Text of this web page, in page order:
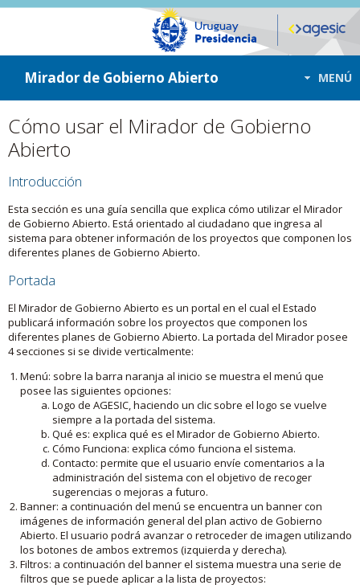
ir a contenido
ir al menú
Mirador de Gobierno Abierto MENÚ
Cómo usar el Mirador de Gobierno
Abierto
Introducción
Esta sección es una guía sencilla que explica cómo utilizar el Mirador
de Gobierno Abierto. Está orientado al ciudadano que ingresa al
sistema para obtener información de los proyectos que componen los
diferentes planes de Gobierno Abierto.
Portada
El Mirador de Gobierno Abierto es un portal en el cual el Estado
publicará información sobre los proyectos que componen los
diferentes planes de Gobierno Abierto. La portada del Mirador posee
4 secciones si se divide verticalmente:
Menú: sobre la barra naranja al inicio se muestra el menú que
posee las siguientes opciones:
Logo de AGESIC, haciendo un clic sobre el logo se vuelve
siempre a la portada del sistema.
Qué es: explica qué es el Mirador de Gobierno Abierto.
Cómo Funciona: explica cómo funciona el sistema.
Contacto: permite que el usuario envíe comentarios a la
administración del sistema con el objetivo de recoger
sugerencias o mejoras a futuro.
Banner: a continuación del menú se encuentra un banner con
imágenes de información general del plan activo de Gobierno
Abierto. El usuario podrá avanzar o retroceder de imagen utilizando
los botones de ambos extremos (izquierda y derecha).
Filtros: a continuación del banner el sistema muestra una serie de
filtros que se puede aplicar a la lista de proyectos: